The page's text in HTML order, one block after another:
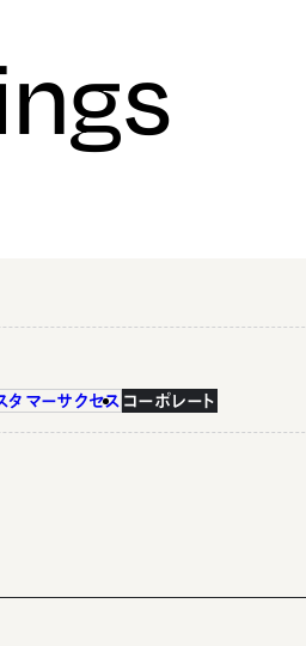
タマーサクセス コーポレート